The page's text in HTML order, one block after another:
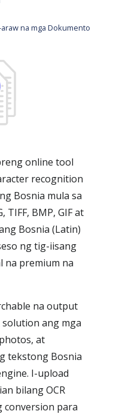
na mga Dokumento
online tool
recognition
Bosnia mula sa
TIFF, BMP, GIF at
Bosnia (Latin)
ng tig-iisang
na premium na
na output
solution ang mga
at
tekstong Bosnia
I-upload
bilang OCR
conversion para